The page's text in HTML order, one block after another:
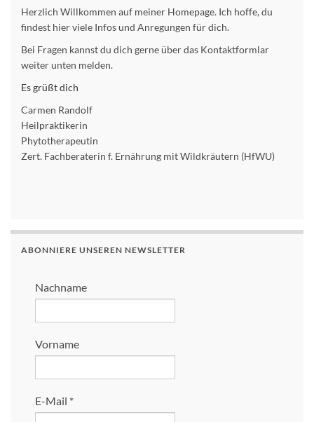
Herzlich Willkommen auf meiner Homepage. Ich hoffe, du
findest hier viele Infos und Anregungen für dich.
Bei Fragen kannst du dich gerne über das Kontaktformlar
weiter unten melden.
Es grüßt dich
Carmen Randolf
Heilpraktikerin
Phytotherapeutin
Zert. Fachberaterin f. Ernährung mit Wildkräutern (HfWU)
ABONNIERE UNSEREN NEWSLETTER
Nachname
Vorname
E-Mail *